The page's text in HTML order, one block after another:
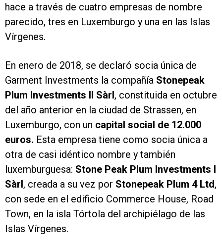
hace a través de cuatro empresas de nombre
parecido, tres en Luxemburgo y una en las Islas
Vírgenes.
En enero de 2018, se declaró socia única de
Garment Investments la compañía Stonepeak
Plum Investments II Sàrl, constituida en octubre
del año anterior en la ciudad de Strassen, en
Luxemburgo, con un capital social de 12.000
euros. Esta empresa tiene como socia única a
otra de casi idéntico nombre y también
luxemburguesa: Stone Peak Plum Investments I
Sàrl, creada a su vez por Stonepeak Plum 4 Ltd,
con sede en el edificio Commerce House, Road
Town, en la isla Tórtola del archipiélago de las
Islas Vírgenes.